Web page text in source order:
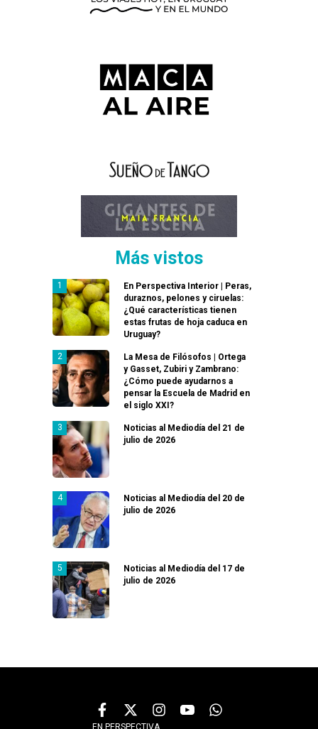
Más vistos
En Perspectiva Interior | Peras,
duraznos, pelones y ciruelas:
¿Qué características tienen
estas frutas de hoja caduca en
Uruguay?
La Mesa de Filósofos | Ortega
y Gasset, Zubiri y Zambrano:
¿Cómo puede ayudarnos a
pensar la Escuela de Madrid en
el siglo XXI?
Noticias al Mediodía del 21 de
julio de 2026
Noticias al Mediodía del 20 de
julio de 2026
Noticias al Mediodía del 17 de
julio de 2026
EN PERSPECTIVA